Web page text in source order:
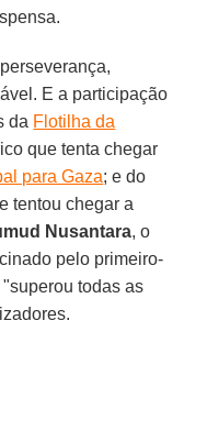
E a participação
da Flotilha da
que tenta chegar
para Gaza; e do
tentou chegar a
Nusantara, o
pelo primeiro-
"superou todas as